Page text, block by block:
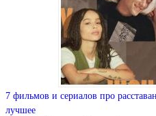
7 фильмов и сериалов про
лучшее